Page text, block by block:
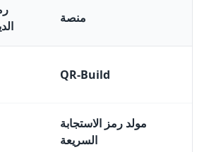
منصة
QR-Build
مولد رمز الاستجابة
السريعة